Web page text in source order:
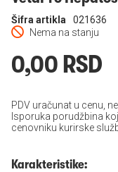
Nema na stanju
Šifra artikla 021636
0,00 RSD
PDV uračunat u cenu,
Isporuka porudžbina
cenovniku kurirske
Karakteristike: